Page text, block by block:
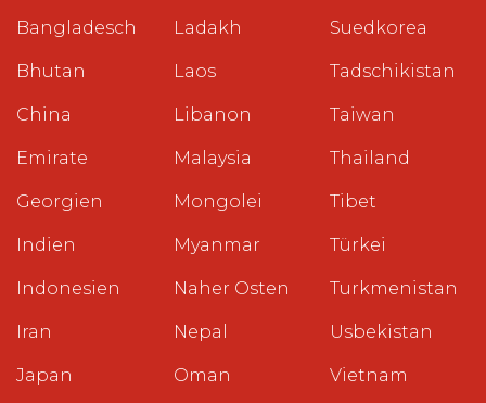
Bangladesch
Bhutan
China
Emirate
Georgien
Indien
Indonesien
Iran
Japan
Ladakh
Laos
Libanon
Malaysia
Mongolei
Myanmar
Naher Osten
Nepal
Oman
Suedkorea
Tadschikistan
Taiwan
Thailand
Tibet
Türkei
Turkmenistan
Usbekistan
Vietnam